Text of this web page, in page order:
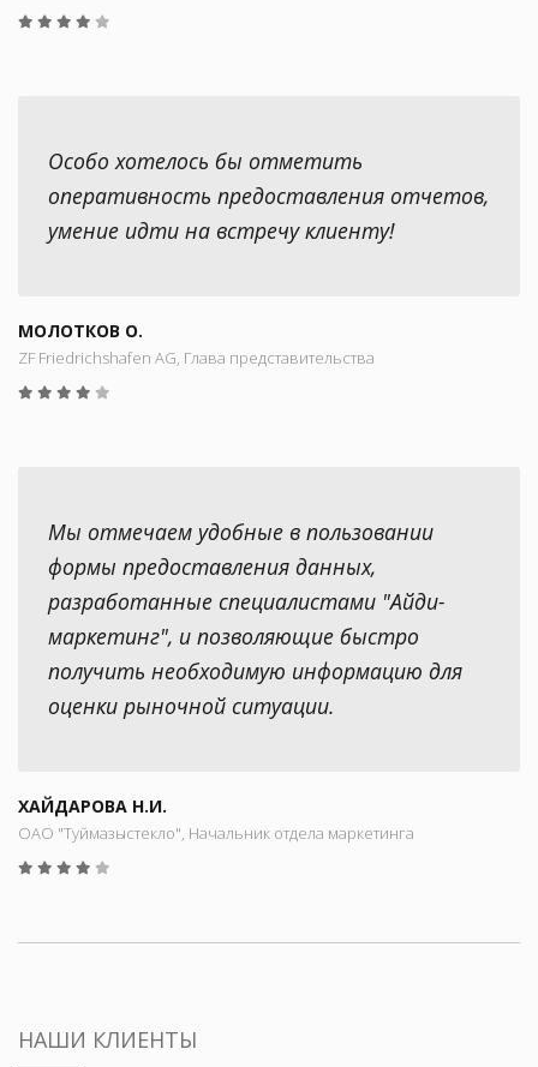
Особо хотелось бы отметить
оперативность предоставления отчетов,
умение идти на встречу клиенту!
МОЛОТКОВ О.
ZF Friedrichshafen AG, Глава представительства
Мы отмечаем удобные в пользовании
формы предоставления данных,
разработанные специалистами "Айди-
маркетинг", и позволяющие быстро
получить необходимую информацию для
оценки рыночной ситуации.
ХАЙДАРОВА Н.И.
ОАО "Туймазыстекло", Начальник отдела маркетинга
НАШИ КЛИЕНТЫ